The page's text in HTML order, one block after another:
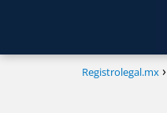
Registrolegal.mx